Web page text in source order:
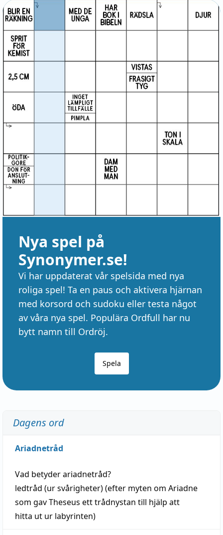
Nya spel på
Synonymer.se!
Vi har uppdaterat vår spelsida med nya
roliga spel! Ta en paus och aktivera hjärnan
med korsord och sudoku eller testa något
av våra nya spel. Populära Ordfull har nu
bytt namn till Ordröj.
Spela
Dagens ord
Ariadnetråd
Vad betyderariadnetråd?
ledtråd (ur svårigheter) (efter myten om Ariadne
som gav Theseus ett trådnystan till hjälp att
hitta ut ur labyrinten)